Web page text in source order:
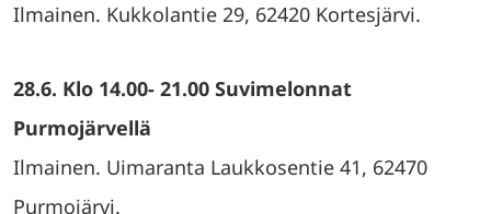
Ilmainen. Kukkolantie 29, 62420 Kortesjärvi.
28.6. Klo 14.00- 21.00 Suvimelonnat
Purmojärvellä
Ilmainen. Uimaranta Laukkosentie 41, 62470
Purmojärvi.